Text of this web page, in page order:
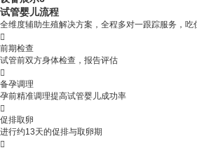
试管婴儿流程
全维度辅助生殖解决方案，全程多对一跟踪服务，

前期检查
试管前双方身体检查，报告评估

备孕调理
孕前精准调理提高试管婴儿成功率

促排取卵
进行约13天的促排与取卵期
